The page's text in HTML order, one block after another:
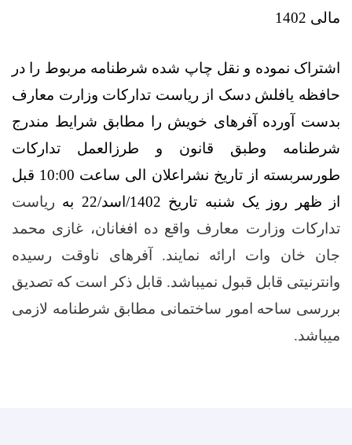
مالی 1402
اشتراک نموده و نقل چاپ شده شرطنامه مربوط را در
حافظه یافلش دسک از ریاست تدارکات وزارت معارف
بدست آورده آفرهای خویش را مطابق شرایط مندرج
شرطنامه وطبق قانون و طرزالعمل تدارکات
طورسربسته از تاریخ نشراعلان الی ساعت 10:00 قبل
از ظهر روز یک شنبه تاریخ 1402/اسد/22 به
ریاست
تدارکات وزارت معارف واقع ده افغانان، غازی محمد
جان خان وات ارائه نمایند. آفرهای ناوقت رسیده
وانترنیتی قابل قبول نمیباشد. قابل ذکر است که تصدیق
بررسی ساحه امور ساختمانی مطابق شرطنامه لازمی
میباشد.